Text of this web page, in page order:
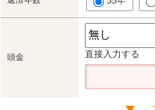
頭金 直接入力する